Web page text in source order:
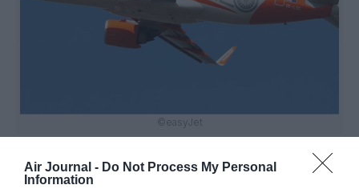
Air Journal - Do Not Process My Personal
Information
©easyJet